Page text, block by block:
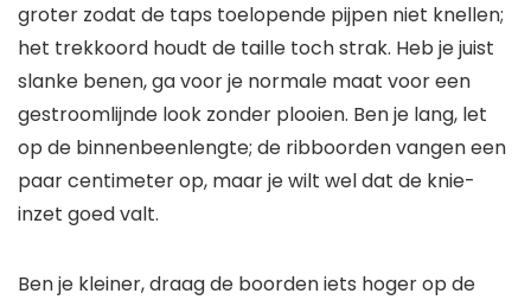
groter zodat de taps toelopende pijpen niet knellen;
het trekkoord houdt de taille toch strak. Heb je juist
slanke benen, ga voor je normale maat voor een
gestroomlijnde look zonder plooien. Ben je lang, let
op de binnenbeenlengte; de ribboorden vangen een
paar centimeter op, maar je wilt wel dat de knie-
inzet goed valt.
Ben je kleiner, draag de boorden iets hoger op de